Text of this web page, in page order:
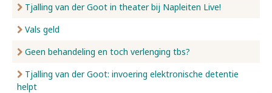
Tjalling van der Goot in theater bij Napleiten Live!
Vals geld
Geen behandeling en toch verlenging tbs?
Tjalling van der Goot: invoering elektronische detentie
helpt